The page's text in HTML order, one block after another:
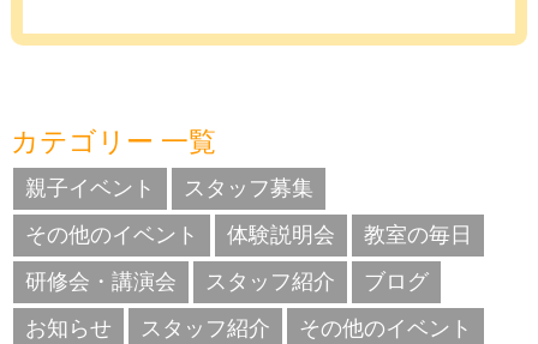
カテゴリー 一覧
親子イベント
スタッフ募集
その他のイベント
体験説明会
教室の毎日
研修会・講演会
スタッフ紹介
ブログ
お知らせ
スタッフ紹介
その他のイベント